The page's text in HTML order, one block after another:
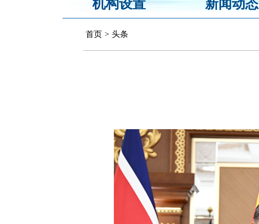
机构设置 新闻动态
首页 > 头条